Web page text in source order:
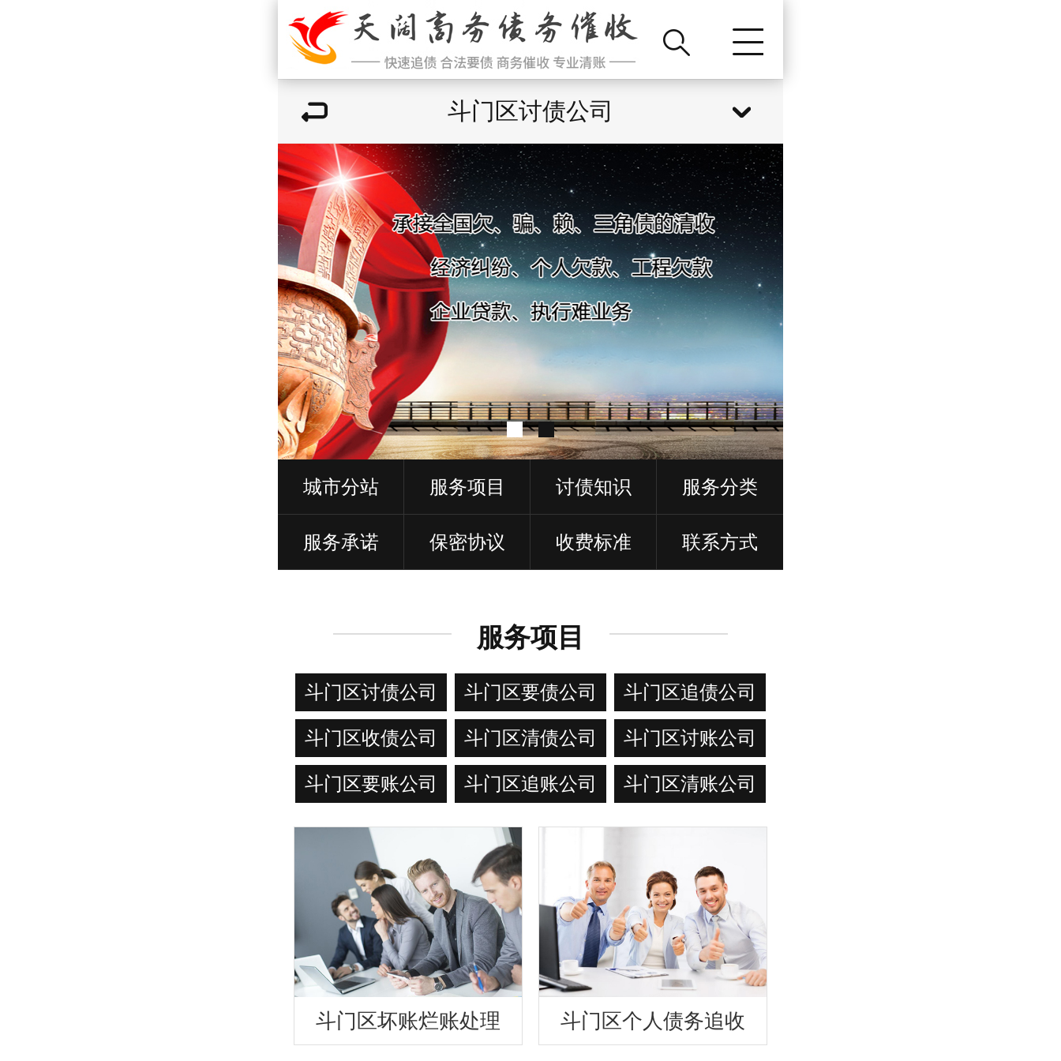
斗门区讨债公司
城市分站 服务项目 讨债知识 服务分类
服务承诺 保密协议 收费标准 联系方式
服务项目
斗门区讨债公司 斗门区要债公司 斗门区追债公司
斗门区收债公司 斗门区清债公司 斗门区讨账公司
斗门区要账公司 斗门区追账公司 斗门区清账公司
斗门区坏账烂账处理 斗门区个人债务追收